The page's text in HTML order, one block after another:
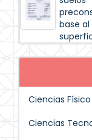
base
Ciencias
Ciencias